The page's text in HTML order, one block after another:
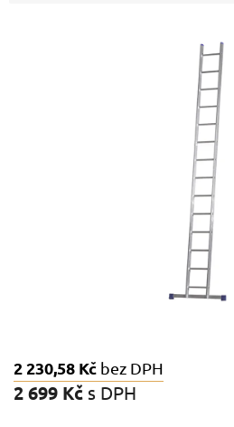
2 230,58 Kč bez DPH
2 699 Kč s DPH